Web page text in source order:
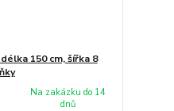
150 cm, šířka 8
Na zakázku do 14
dnů